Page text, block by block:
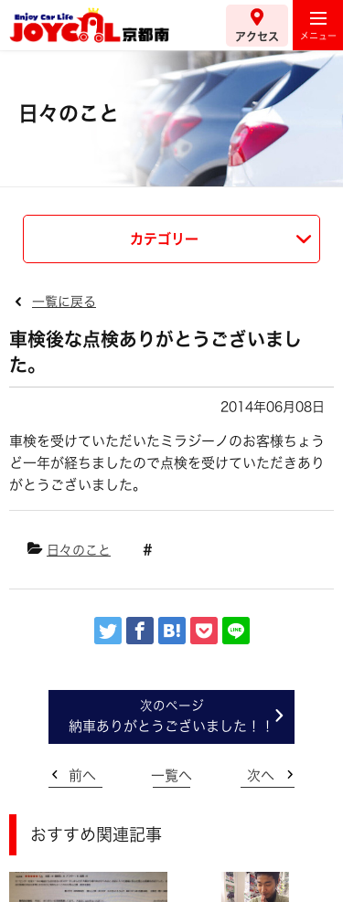
アクセス
日々のこと
カテゴリー
一覧に戻る
車検後な点検ありがとうございまし
た。
2014年06月08日
車検を受けていただいたミラジーノのお客様ちょう
ど一年が経ちましたので点検を受けていただきあり
がとうございました。
日々のこと
納車ありがとうございました！！
前へ 一覧へ 次へ
おすすめ関連記事